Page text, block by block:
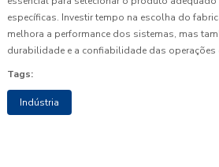
específicas. Investir tempo na escolha do
melhora a performance dos sistemas, mas
durabilidade e a confiabilidade das operações
Tags:
Indústria